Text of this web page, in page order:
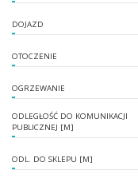
DOJAZD
OTOCZENIE
OGRZEWANIE
ODLEGŁOŚĆ DO KOMUNIKACJI
PUBLICZNEJ [M]
ODL. DO SKLEPU [M]